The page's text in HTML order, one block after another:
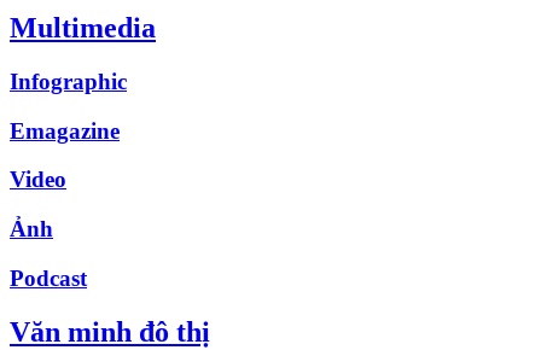
Multimedia
Infographic
Emagazine
Video
Ảnh
Podcast
Văn minh đô thị